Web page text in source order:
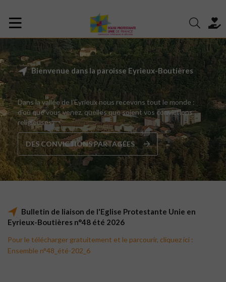
Bienvenue dans la paroisse Eyrieux-Boutières
Dans la vallée de l’Eyrieux nous recevons tout le monde :
d’où que vous venez, quelles que soient vos convictions
religieuses.
DES CONVICTIONS PARTAGÉES
Bulletin de liaison de l'Eglise Protestante Unie en
Eyrieux-Boutières n°48 été 2026
Pour le télécharger gratuitement et le parcourir, cliquez ici :
Ensemble n°48_été-202_6